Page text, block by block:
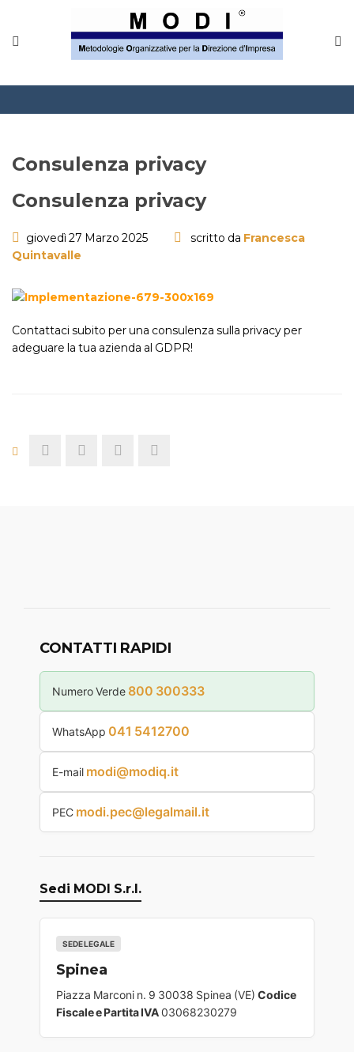
Questionario
Blog e info
FAQ
Consulenza privacy
Consulenza privacy
giovedì 27 Marzo 2025 scritto da Francesca
Quintavalle
Contattaci subito per una consulenza sulla privacy per
adeguare la tua azienda al GDPR!
CONTATTI RAPIDI
Numero Verde 800 300333
WhatsApp 041 5412700
E-mail modi@modiq.it
PEC modi.pec@legalmail.it
Sedi MODI S.r.l.
SEDE LEGALE
Spinea
Piazza Marconi n. 9 30038 Spinea (VE) Codice
Fiscale e Partita IVA03068230279